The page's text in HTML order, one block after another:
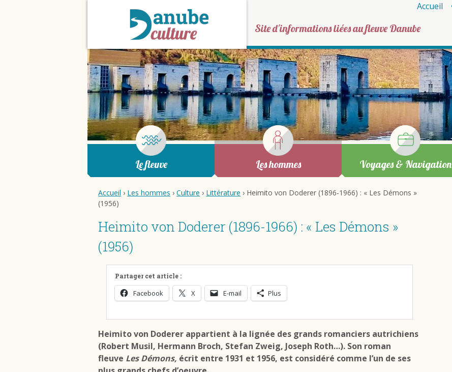
Accueil
Site d'informations liées au fleuve Danube
Le fleuve Les hommes Voyages & Navigation
Accueil › Les hommes ›Culture › Littérature › Heimito von Doderer (1896-1966) : « Les Démons »
(1956)
Heimito von Doderer (1896-1966) : « Les Démons »
(1956)
Partager cet article :
Facebook X E-mail Plus
Heimito von Doderer appartient à la lignée des grands romanciers autrichiens
(Robert Musil, Hermann Broch, Stefan Zweig, Joseph Roth…). Son roman
fleuve Les Démons, écrit entre 1931 et 1956, est considéré comme l’un de ses